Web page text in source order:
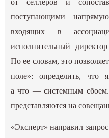
поступающими
входящих в
исполнительный
По ее словам, это
поле»: определить, что
а что — ‎системным сбоем.
представляются на
«‎Эксперт» направил